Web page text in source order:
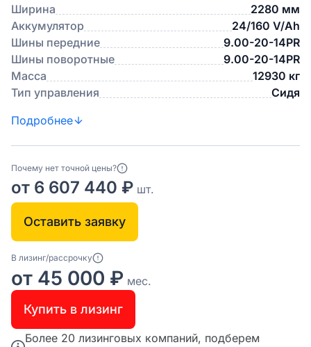
Ширина
2280 мм
Аккумулятор
24/160 V/Ah
Шины передние
9.00-20-14PR
Шины поворотные
9.00-20-14PR
Масса
12930 кг
Тип управления
Сидя
Подробнее
Почему нет точной цены?
от 6 607 440 ₽ шт.
Оставить заявку
В лизинг/рассрочку
от 45 000 ₽ мес.
Купить в лизинг
Более 20 лизинговых компаний, подберем